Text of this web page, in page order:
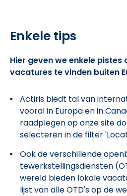
Enkele tips
Hier geven we enkele pistes
vacatures te vinden buiten
Actiris biedt tal van
vooral in Europa en in
raadplegen op onze site
selecteren in de filter
Ook de verschillende
tewerkstellingsdiensten
wereld bieden lokale
lijst van alle OTD's op de